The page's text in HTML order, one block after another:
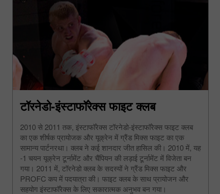
टॉरनेडो-इंस्टाफॉरेक्स फाइट क्लब
2010 से 2011 तक, इंस्टाफॉरेक्स टॉरनेडो-इंस्टाफॉरेक्स फाइट क्लब
का एक शीर्षक प्रायोजक और यूक्रेन में ग्रैंड मिक्स फाइट का एक
सामान्य पार्टनरथा। क्लब ने कई शानदार जीत हासिल की। 2010 में, यह
-1 चयन यूक्रेन टूर्नामेंट और चैंपियन की लड़ाई टूर्नामेंट में विजेता बन
गया। 2011 में, टॉरनेडो क्लब के सदस्यों ने ग्रैंड मिक्स फाइट और
PROFC कप में पदयात्रा की। फाइट क्लब के साथ प्रायोजन और
सहयोग इंस्टाफॉरेक्स के लिए सकारात्मक अनुभव बन गया।